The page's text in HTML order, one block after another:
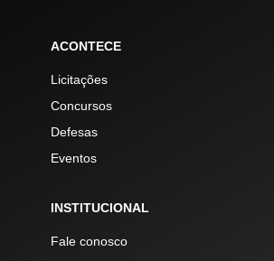
ACONTECE
Licitações
Concursos
Defesas
Eventos
INSTITUCIONAL
Fale conosco